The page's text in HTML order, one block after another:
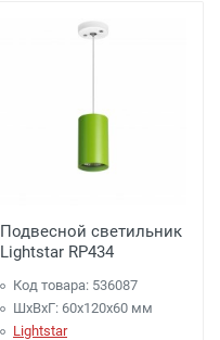
Подвесной светильник
Lightstar RP434
Код товара: 536087
ШхВхГ: 60x120x60 мм
Lightstar